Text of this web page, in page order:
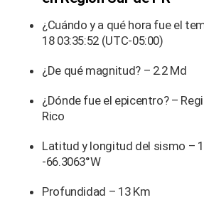
¿Cuándo y a qué hora fue el
18 03:35:52 (UTC-05:00)
¿De qué magnitud? – 2.2 Md
¿Dónde fue el epicentro? –
Rico
Latitud y longitud del sismo –
-66.3063°W
Profundidad – 13 Km